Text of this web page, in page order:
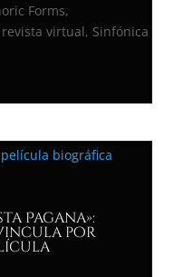
Forms,
revista virtual, Sinfónica
Pagana»:
por